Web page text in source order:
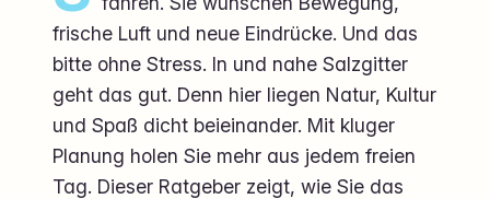
frische Luft und neue Eindrücke. Und das
bitte ohne Stress. In und nahe Salzgitter
geht das gut. Denn hier liegen Natur, Kultur
und Spaß dicht beieinander. Mit kluger
Planung holen Sie mehr aus jedem freien
Tag. Dieser Ratgeber zeigt, wie Sie das